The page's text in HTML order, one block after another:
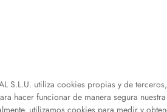
S.L.U. utiliza cookies propias y de
hacer funcionar de manera segura nuestra
utilizamos cookies para medir y